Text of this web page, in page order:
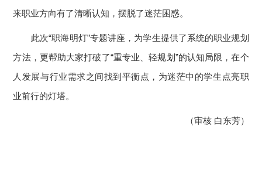
来职业方向有了清晰认知，摆脱了迷茫困惑。
此次“职海明灯”专题讲座，为学生提供了系统的职业规划
方法，更帮助大家打破了“重专业、轻规划”的认知局限，在个
人发展与行业需求之间找到平衡点，为迷茫中的学生点亮职
业前行的灯塔。
（审核 白东芳）